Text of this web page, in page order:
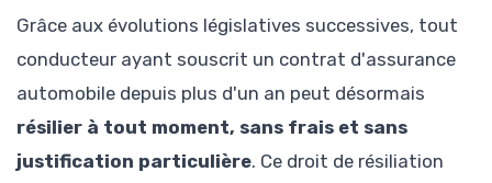
Grâce aux évolutions législatives successives, tout
conducteur ayant souscrit un contrat d'assurance
automobile depuis plus d'un an peut désormais
résilier à tout moment, sans frais et sans
justification particulière. Ce droit de résiliation